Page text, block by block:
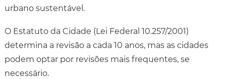
urbano sustentável.
O Estatuto da Cidade (Lei Federal 10.257/2001)
determina a revisão a cada 10 anos, mas as cidades
podem optar por revisões mais frequentes, se
necessário.